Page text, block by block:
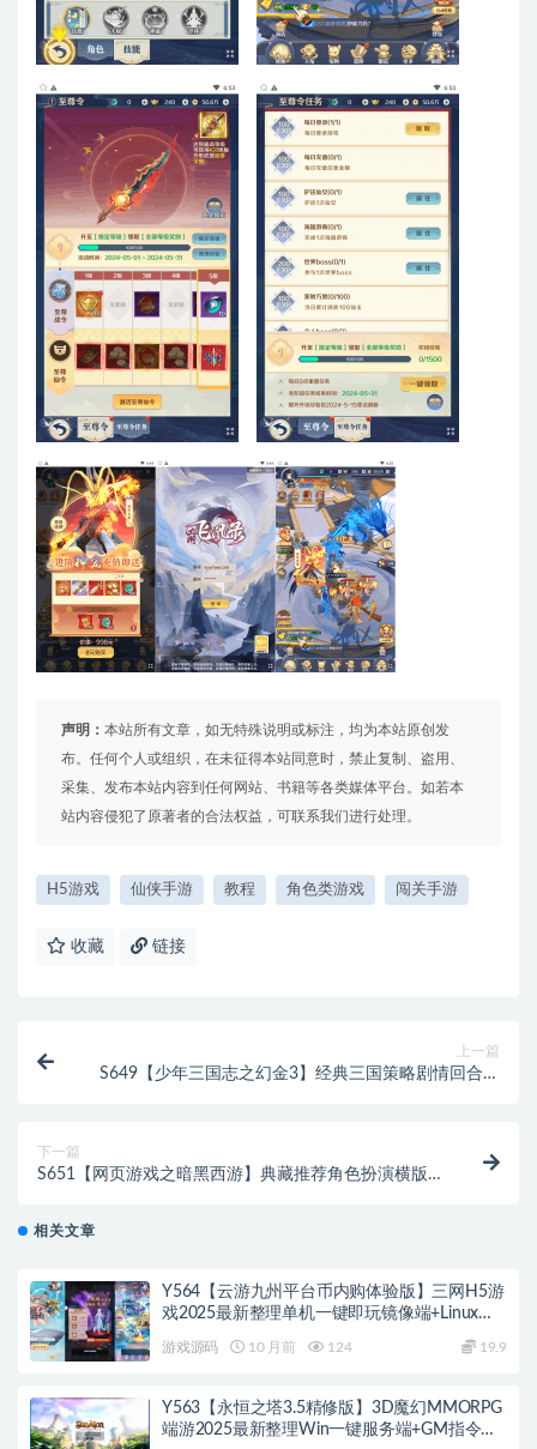
声明： 本站所有文章，如无特殊说明或标注，均为本站原创发
布。任何个人或组织，在未征得本站同意时，禁止复制、盗用、
采集、发布本站内容到任何网站、书籍等各类媒体平台。如若本
站内容侵犯了原著者的合法权益，可联系我们进行处理。
H5游戏 仙侠手游 教程 角色类游戏 闯关手游
收藏 链接
上一篇
S649【少年三国志之幻金3】经典三国策略剧情回合卡
下一篇
S651【网页游戏之暗黑西游】典藏推荐角色扮演横版格
相关文章
Y564【云游九州平台币内购体验版】三网H5游
戏2025最新整理单机一键即玩镜像端+Linux手
游戏源码 10 月前 124 19.9
Y563【永恒之塔3.5精修版】3D魔幻MMORPG
端游2025最新整理Win一键服务端+GM指令